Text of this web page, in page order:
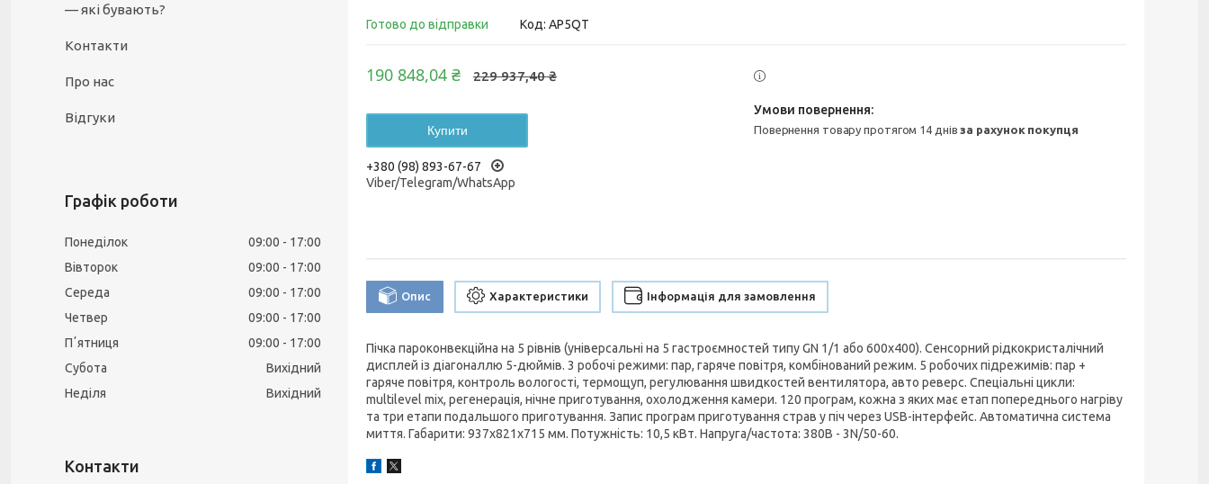
Готово до відправки Код: AP5QT
229 937,40 ₴
190 848,04 ₴
Купити
+380 (98) 893-67-67
Viber/Telegram/WhatsApp
повернення товару протягом 14 днівза рахунок покупця
Опис Характеристики Інформація для замовлення
Пічка пароконвекційна на 5 рівнів (універсальні на 5 гастроємностей типу GN 1/1 або 600х400). Сенсорний рідкокристалічний
дисплей із діагоналлю 5-дюймів. 3 робочі режими: пар, гаряче повітря, комбінований режим. 5 робочих підрежимів: пар +
гаряче повітря, контроль вологості, термощуп, регулювання швидкостей вентилятора, авто реверс. Спеціальні цикли:
multilevel mix, регенерація, нічне приготування, охолодження камери. 120 програм, кожна з яких має етап попереднього нагріву
та три етапи подальшого приготування. Запис програм приготування страв у піч через USB-інтерфейс. Автоматична система
миття. Габарити: 937х821х715 мм. Потужність: 10,5 кВт. Напруга/частота: 380В - 3N/50-60.
— які бувають?
Контакти
Про нас
Відгуки
Графік роботи
Понеділок 09:00
17:00
Вівторок
09:00
17:00
Середа
09:00
17:00
Четвер
09:00
17:00
Пʼятниця
09:00
17:00
Субота
Вихідний
Неділя
Вихідний